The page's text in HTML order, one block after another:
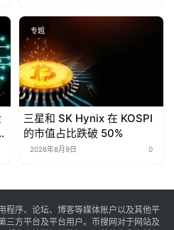
专题
三星和 SK Hynix 在 KOSPI
的市值占比跌破 50%
2026年8月9日 0
程序、论坛、博客等媒体账户以及其他平
三方平台及平台用户。币搜网对于网站及